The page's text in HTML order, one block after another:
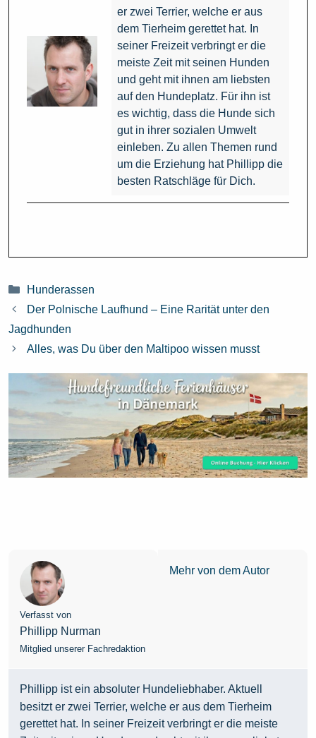
er zwei Terrier, welche er aus
dem Tierheim gerettet hat. In
seiner Freizeit verbringt er die
meiste Zeit mit seinen Hunden
und geht mit ihnen am liebsten
auf den Hundeplatz. Für ihn ist
es wichtig, dass die Hunde sich
gut in ihrer sozialen Umwelt
einleben. Zu allen Themen rund
um die Erziehung hat Phillipp die
besten Ratschläge für Dich.
Kategorien
Hunderassen
Der Polnische Laufhund – Eine Rarität unter den
Jagdhunden
Alles, was Du über den Maltipoo wissen musst
Verfasst von
Phillipp Nurman
Mitglied unserer Fachredaktion
Mehr von dem Autor
Phillipp ist ein absoluter Hundeliebhaber. Aktuell
besitzt er zwei Terrier, welche er aus dem Tierheim
gerettet hat. In seiner Freizeit verbringt er die meiste